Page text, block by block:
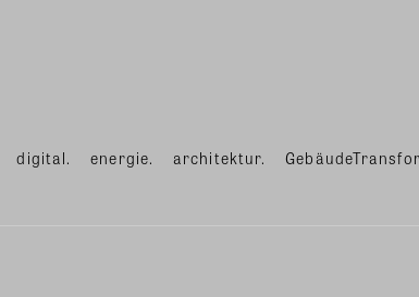
digital. energie. architektur.